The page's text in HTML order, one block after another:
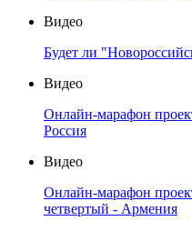
Видео
Будет ли
Видео
Онлайн-марафон
Россия
Видео
Онлайн-марафон
четвертый - Армения